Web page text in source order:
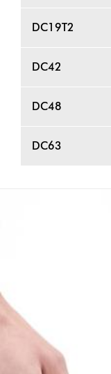
DC19T2
DC42
DC48
DC63